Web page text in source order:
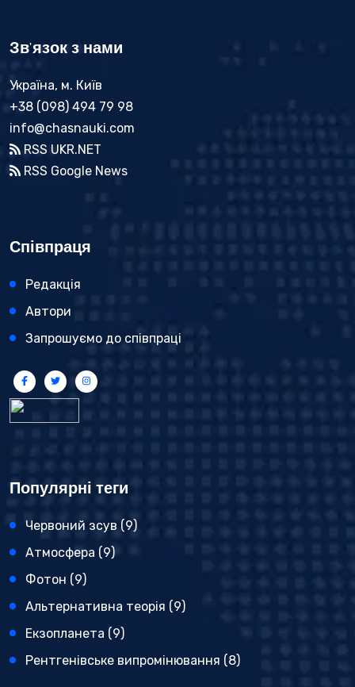
Зв'язок з нами
Україна, м. Київ
+38 (098) 494 79 98
info@chasnauki.com
RSS UKR.NET
RSS Google News
Співпраця
Редакція
Автори
Запрошуємо до співпраці
Популярні теги
Червоний зсув (9)
Атмосфера (9)
Фотон (9)
Альтернативна теорія (9)
Екзопланета (9)
Рентгенівське випромінювання (8)